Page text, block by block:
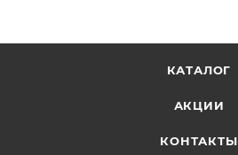
КАТАЛОГ
АКЦИИ
КОНТАКТЫ